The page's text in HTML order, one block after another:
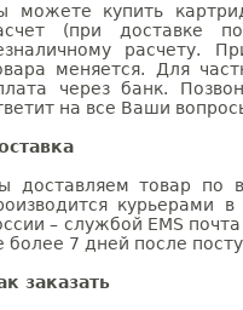
можете купить
(при доставке
расчету.
меняется. Для
через банк.
на все Ваши
доставляем товар по
курьерами
– службой EMS
более 7 дней после
заказать